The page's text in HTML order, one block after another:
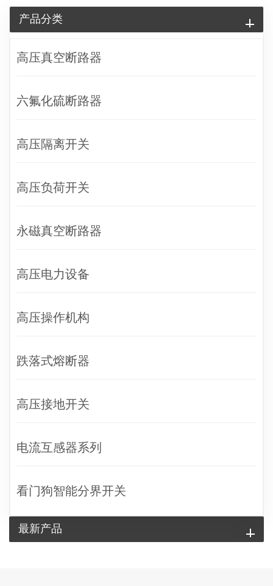
产品分类
高压真空断路器
六氟化硫断路器
高压隔离开关
高压负荷开关
永磁真空断路器
高压电力设备
高压操作机构
跌落式熔断器
高压接地开关
电流互感器系列
看门狗智能分界开关
最新产品